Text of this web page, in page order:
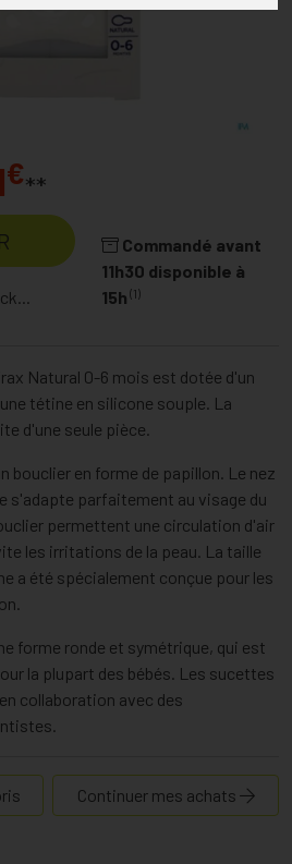
€**
Commandé avant
11h30 disponible à
15h (1)
Natural 0-6 mois est dotée d'un
tétine en silicone souple. La
d'une seule pièce.
bouclier en forme de papillon. Le nez
s'adapte parfaitement au visage du
permettent une circulation d'air
les irritations de la peau. La taille
a été spécialement conçue pour les
forme ronde et symétrique, qui est
la plupart des bébés. Les sucettes
collaboration avec des
Continuer mes achats